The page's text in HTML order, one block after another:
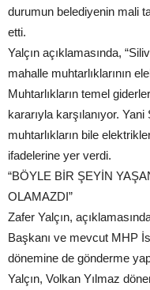
durumun belediyenin mali
etti.
Yalçın açıklamasında,
mahalle muhtarlıklarının
Muhtarlıkların temel
kararıyla karşılanıyor.
muhtarlıkların bile
ifadelerine yer verdi.
“BÖYLE BİR ŞEYİN
OLAMAZDI”
Zafer Yalçın,
Başkanı ve mevcut MHP
dönemine de gönderme
Yalçın, Volkan Yılmaz